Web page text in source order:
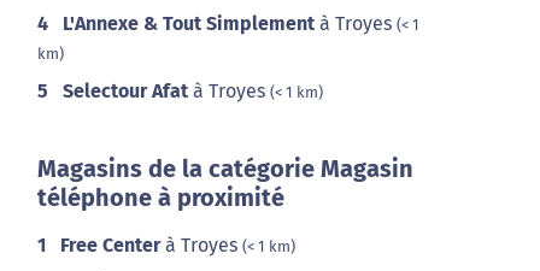
4 L'Annexe & Tout Simplement à Troyes (< 1
km)
5 Selectour Afat à Troyes (< 1 km)
Magasins de la catégorie Magasin
téléphone à proximité
1 Free Centerà Troyes (< 1 km)